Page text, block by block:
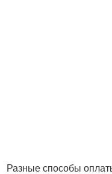
Разные способы